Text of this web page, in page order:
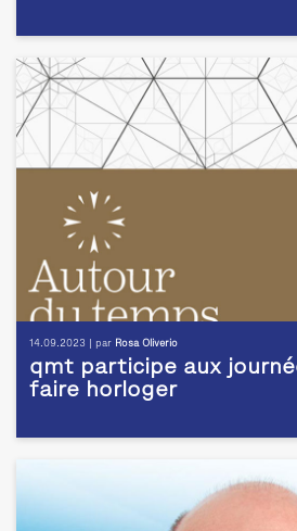
14.09.2023 | par Rosa Oliverio
qmt participe aux
faire horloger